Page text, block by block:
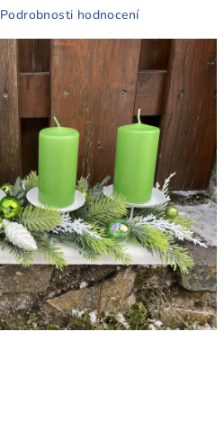
Podrobnosti hodnocení